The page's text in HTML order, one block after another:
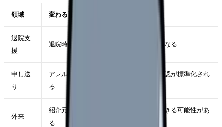
領域 変わる可能性
退院支
援
退院時サマリーや診療情報の共有が早くなる
申し送
り
アレルギー、感染症、薬剤禁忌などの確認が標準化され
る
外来
紹介元情報や検査結果を見ながら問診できる可能性があ
る